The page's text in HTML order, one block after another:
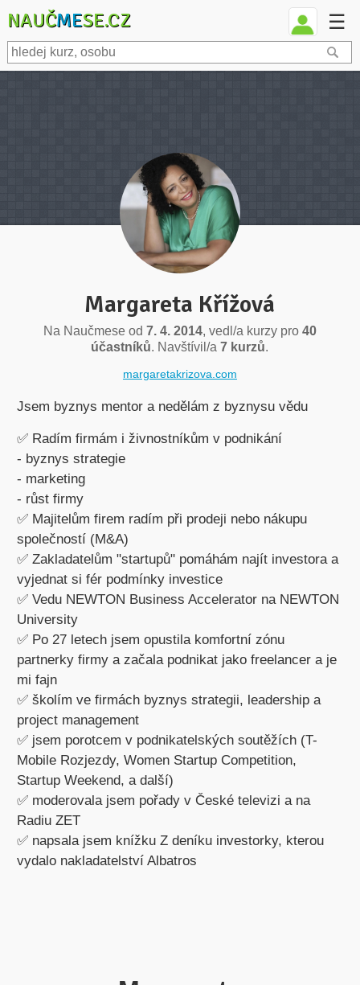
NAUČMESE.CZ ☰
Margareta Křížová
Na Naučmese od 7. 4. 2014, vedl/a kurzy pro 40
účastníků. Navštívil/a7 kurzů.
margaretakrizova.com
Jsem byznys mentor a nedělám z byznysu vědu
✅ Radím firmám i živnostníkům v podnikání
- byznys strategie
- marketing
- růst firmy
✅ Majitelům firem radím při prodeji nebo nákupu
společností (M&A)
✅ Zakladatelům "startupů" pomáhám najít investora a
vyjednat si fér podmínky investice
✅ Vedu NEWTON Business Accelerator na NEWTON
University
✅ Po 27 letech jsem opustila komfortní zónu
partnerky firmy a začala podnikat jako freelancer a je
mi fajn
✅ školím ve firmách byznys strategii, leadership a
project management
✅ jsem porotcem v podnikatelských soutěžích (T-
Mobile Rozjezdy, Women Startup Competition,
Startup Weekend, a další)
✅ moderovala jsem pořady v České televizi a na
Radiu ZET
✅ napsala jsem knížku Z deníku investorky, kterou
vydalo nakladatelství Albatros